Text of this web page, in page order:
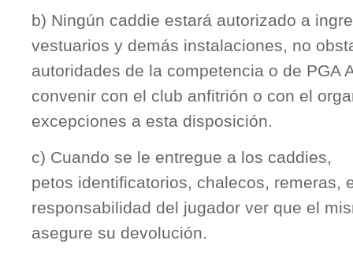
b) Ningún caddie estará autorizado a
vestuarios y demás instalaciones, no
autoridades de la competencia o de PGA
convenir con el club anfitrión o con el
excepciones a esta disposición.
c) Cuando se le entregue a los caddies,
petos identificatorios, chalecos, remeras,
responsabilidad del jugador ver que el
asegure su devolución.